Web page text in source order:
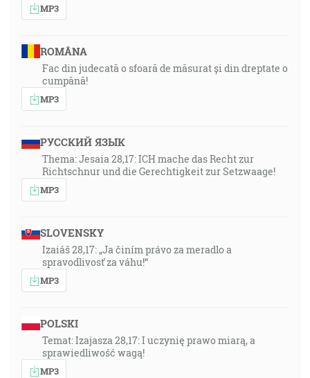
MP3
ROMÂNA
Fac din judecată o sfoară de măsurat și din dreptate o
cumpănă!
MP3
РУССКИЙ ЯЗЫК
Thema: Jesaia 28,17: ICH mache das Recht zur
Richtschnur und die Gerechtigkeit zur Setzwaage!
MP3
SLOVENSKY
Izaiáš 28,17: „Ja činím právo za meradlo a
spravodlivosť za váhu!“
MP3
POLSKI
Temat: Izajasza 28,17: I uczynię prawo miarą, a
sprawiedliwość wagą!
MP3